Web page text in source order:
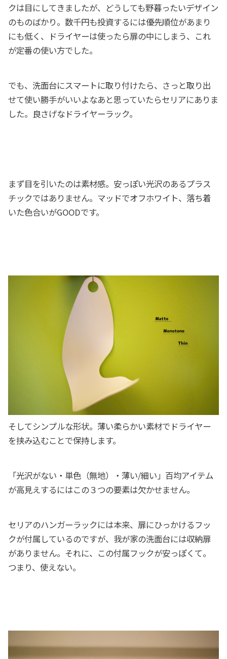
クは目にしてきましたが、どうしても野暮ったいデザイン
のものばかり。数千円も投資するには優先順位があまり
にも低く、ドライヤーは使ったら扉の中にしまう、これ
が定番の使い方でした。
でも、洗面台にスマートに取り付けたら、さっと取り出
せて使い勝手がいいよなあと思っていたらセリアにありま
した。良さげなドライヤーラック。
まず目を引いたのは素材感。安っぽい光沢のあるプラス
チックではありません。マッドでオフホワイト、落ち着
いた色合いがGOODです。
そしてシンプルな形状。薄い柔らかい素材でドライヤー
を挟み込むことで保持します。
「光沢がない・単色（無地）・薄い/細い」百均アイテム
が高見えするにはこの３つの要素は欠かせません。
セリアのハンガーラックには本来、扉にひっかけるフッ
クが付属しているのですが、我が家の洗面台には収納扉
がありません。それに、この付属フックが安っぽくて。
つまり、使えない。